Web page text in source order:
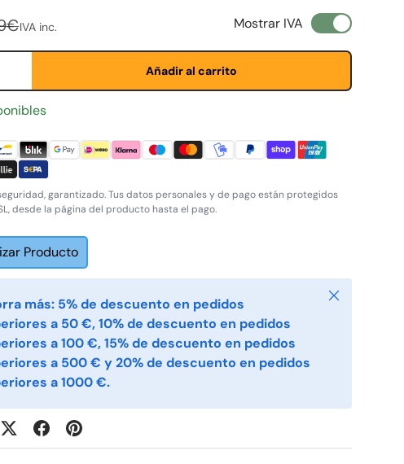
normal
IVA inc. Mostrar IVA
Añadir al carrito
garantizado. Tus datos personales y de pago están protegidos
desde la página del producto hasta el pago.
Producto
más: 5% de descuento en pedidos
a 50 €, 10% de descuento en pedidos
a 100 €, 15% de descuento en pedidos
a 500 € y 20% de descuento en pedidos
a 1000 €.
Cerrar